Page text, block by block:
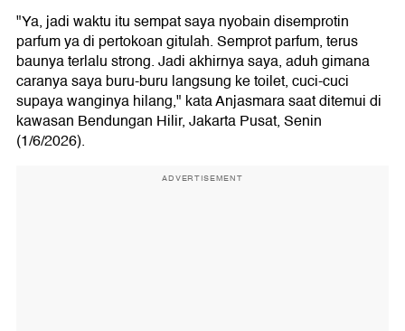
"Ya, jadi waktu itu sempat saya nyobain disemprotin
parfum ya di pertokoan gitulah. Semprot parfum, terus
baunya terlalu strong. Jadi akhirnya saya, aduh gimana
caranya saya buru-buru langsung ke toilet, cuci-cuci
supaya wanginya hilang," kata Anjasmara saat ditemui di
kawasan Bendungan Hilir, Jakarta Pusat, Senin
(1/6/2026).
ADVERTISEMENT